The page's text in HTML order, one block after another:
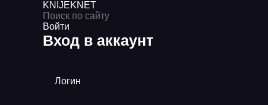
KNIJEKNET
Войти
Вход в аккаунт
Логин